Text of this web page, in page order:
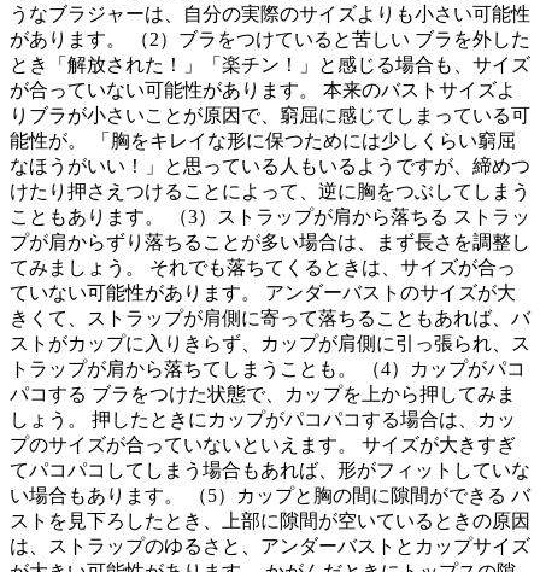
うなブラジャーは、自分の実際のサイズよりも小さい可能性
があります。 （2）ブラをつけていると苦しい ブラを外した
とき「解放された！」「楽チン！」と感じる場合も、サイズ
が合っていない可能性があります。 本来のバストサイズよ
りブラが小さいことが原因で、窮屈に感じてしまっている可
能性が。 「胸をキレイな形に保つためには少しくらい窮屈
なほうがいい！」と思っている人もいるようですが、締めつ
けたり押さえつけることによって、逆に胸をつぶしてしまう
こともあります。 （3）ストラップが肩から落ちる ストラッ
プが肩からずり落ちることが多い場合は、まず長さを調整し
てみましょう。 それでも落ちてくるときは、サイズが合っ
ていない可能性があります。 アンダーバストのサイズが大
きくて、ストラップが肩側に寄って落ちることもあれば、バ
ストがカップに入りきらず、カップが肩側に引っ張られ、ス
トラップが肩から落ちてしまうことも。 （4）カップがパコ
パコする ブラをつけた状態で、カップを上から押してみま
しょう。 押したときにカップがパコパコする場合は、カッ
プのサイズが合っていないといえます。 サイズが大きすぎ
てパコパコしてしまう場合もあれば、形がフィットしていな
い場合もあります。 （5）カップと胸の間に隙間ができる バ
ストを見下ろしたとき、上部に隙間が空いているときの原因
は、ストラップのゆるさと、アンダーバストとカップサイズ